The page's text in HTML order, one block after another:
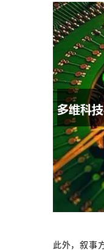
此外，叙事